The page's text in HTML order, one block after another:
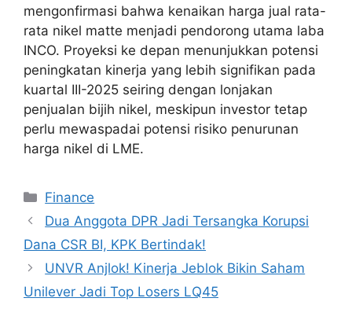
mengonfirmasi bahwa kenaikan harga jual rata-
rata nikel matte menjadi pendorong utama laba
INCO. Proyeksi ke depan menunjukkan potensi
peningkatan kinerja yang lebih signifikan pada
kuartal III-2025 seiring dengan lonjakan
penjualan bijih nikel, meskipun investor tetap
perlu mewaspadai potensi risiko penurunan
harga nikel di LME.
Categories
Finance
Dua Anggota DPR Jadi Tersangka Korupsi
Dana CSR BI, KPK Bertindak!
UNVR Anjlok! Kinerja Jeblok Bikin Saham
Unilever Jadi Top Losers LQ45